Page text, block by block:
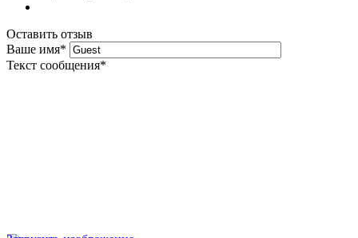
Оставить отзыв
Ваше имя*
Текст сообщения*